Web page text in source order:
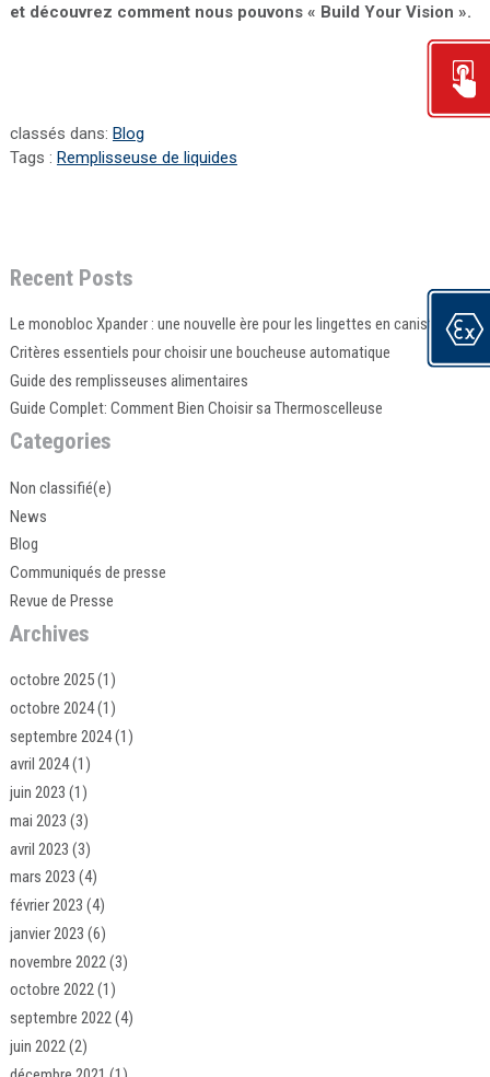
et découvrez comment nous pouvons « Build Your Vision ».
classés dans: Blog
Tags : Remplisseuse de liquides
Recent Posts
Le monobloc Xpander : une nouvelle ère pour les lingettes en canisters
Critères essentiels pour choisir une boucheuse automatique
Guide des remplisseuses alimentaires
Guide Complet: Comment Bien Choisir sa Thermoscelleuse
Categories
Non classifié(e)
News
Blog
Communiqués de presse
Revue de Presse
Archives
octobre 2025(1)
octobre 2024(1)
septembre 2024(1)
avril 2024(1)
juin 2023 (1)
mai 2023 (3)
avril 2023 (3)
mars 2023 (4)
février 2023 (4)
janvier 2023 (6)
novembre 2022(3)
octobre 2022(1)
septembre 2022(4)
juin 2022(2)